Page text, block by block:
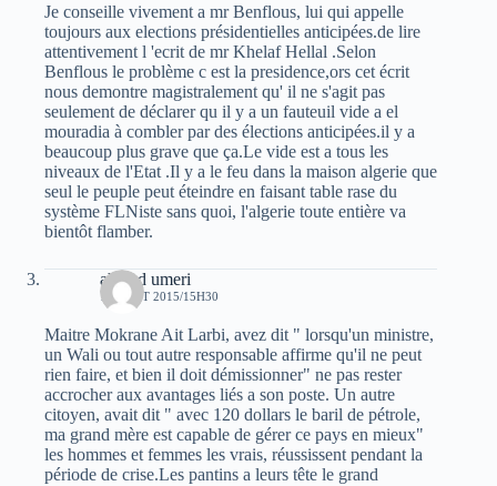
Je conseille vivement a mr Benflous, lui qui appelle
toujours aux elections présidentielles anticipées.de lire
attentivement l 'ecrit de mr Khelaf Hellal .Selon
Benflous le problème c est la presidence,ors cet écrit
nous demontre magistralement qu' il ne s'agit pas
seulement de déclarer qu il y a un fauteuil vide a el
mouradia à combler par des élections anticipées.il y a
beaucoup plus grave que ça.Le vide est a tous les
niveaux de l'Etat .Il y a le feu dans la maison algerie que
seul le peuple peut éteindre en faisant table rase du
système FLNiste sans quoi, l'algerie toute entière va
bientôt flamber.
ahmed umeri
17 AOÛT 2015/15H30
Maitre Mokrane Ait Larbi, avez dit " lorsqu'un ministre,
un Wali ou tout autre responsable affirme qu'il ne peut
rien faire, et bien il doit démissionner" ne pas rester
accrocher aux avantages liés a son poste. Un autre
citoyen, avait dit " avec 120 dollars le baril de pétrole,
ma grand mère est capable de gérer ce pays en mieux"
les hommes et femmes les vrais, réussissent pendant la
période de crise.Les pantins a leurs tête le grand